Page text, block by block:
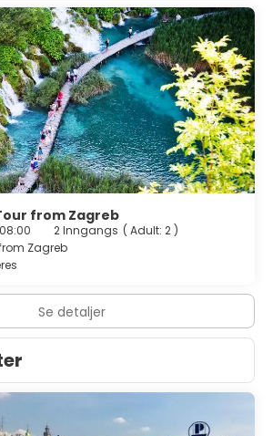
from Zagreb
08:00 2 Inngangs ( Adult: 2 )
Zagreb
Se detaljer